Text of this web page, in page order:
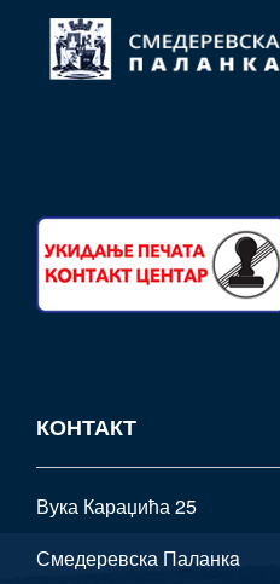
КОНТАКТ
Вука Караџића 25
Смедеревска Паланкa